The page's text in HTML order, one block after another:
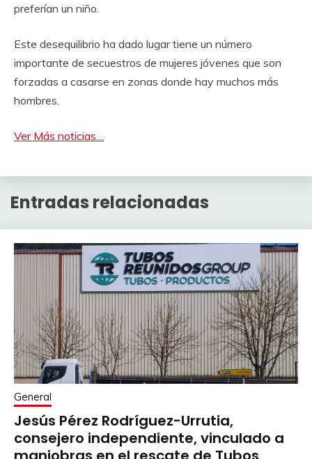
preferían un niño.
Este desequilibrio ha dado lugar tiene un número
importante de secuestros de mujeres jóvenes que son
forzadas a casarse en zonas donde hay muchos más
hombres.
Ver Más noticias…
Entradas relacionadas
General
Jesús Pérez Rodríguez-Urrutia,
consejero independiente, vinculado a